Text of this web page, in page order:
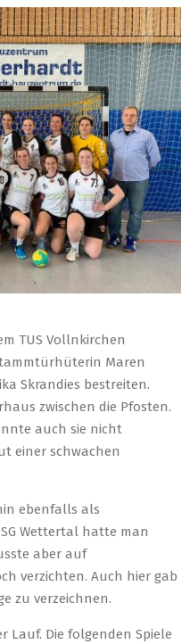
TUS Vollnkirchen
Maren
Skrandies bestreiten.
zwischen die Pfosten.
auch sie nicht
einer schwachen
ebenfalls als
Wettertal hatte man
aber auf
verzichten. Auch hier gab
zu verzeichnen.
Lauf. Die folgenden Spiele